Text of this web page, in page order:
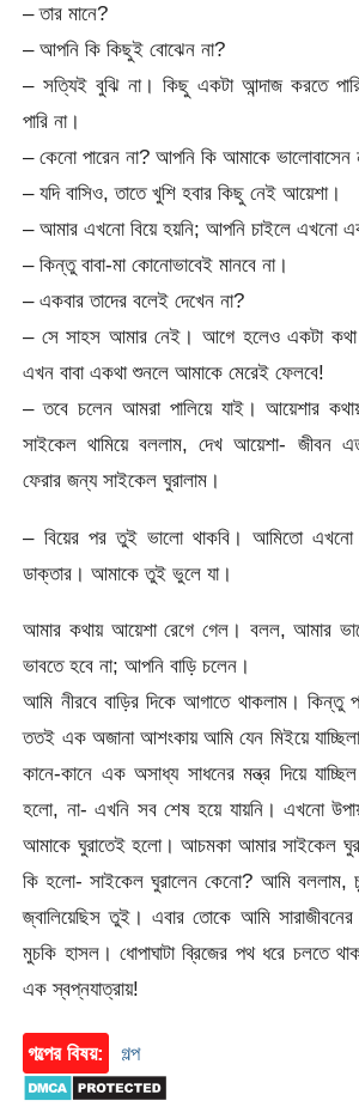
– তার মানে?
– আপনি কি কিছুই বোঝেন না?
– সত্যিই বুঝি না। কিছু একটা আন্দাজ করতে
পারি না।
– কেনো পারেন না? আপনি কি আমাকে ভালোবাসেন
– যদি বাসিও, তাতে খুশি হবার কিছু নেই আয়েশা।
– আমার এখনো বিয়ে হয়নি; আপনি চাইলে এখনো
– কিন্তু বাবা-মা কোনোভাবেই মানবে না।
– একবার তাদের বলেই দেখেন না?
– সে সাহস আমার নেই। আগে হলেও একটা কথা
এখন বাবা একথা শুনলে আমাকে মেরেই ফেলবে!
– তবে চলেন আমরা পালিয়ে যাই। আয়েশার
সাইকেল থামিয়ে বললাম, দেখ আয়েশা- জীবন
ফেরার জন্য সাইকেল ঘুরালাম।
– বিয়ের পর তুই ভালো থাকবি। আমিতো
ডাক্তার। আমাকে তুই ভুলে যা।
আমার কথায় আয়েশা রেগে গেল। বলল, আমার
ভাবতে হবে না; আপনি বাড়ি চলেন।
আমি নীরবে বাড়ির দিকে আগাতে থাকলাম।
ততই এক অজানা আশংকায় আমি যেন মিইয়ে
কানে-কানে এক অসাধ্য সাধনের মন্ত্র দিয়ে
হলো, না- এখনি সব শেষ হয়ে যায়নি। এখনো
আমাকে ঘুরাতেই হলো। আচমকা আমার সাইকেল
কি হলো- সাইকেল ঘুরালেন কেনো? আমি
জ্বালিয়েছিস তুই। এবার তোকে আমি
মুচকি হাসল। ধোপাঘাটা ব্রিজের পথ ধরে চলতে
এক স্বপ্নযাত্রায়!
গল্পের বিষয়: গল্প